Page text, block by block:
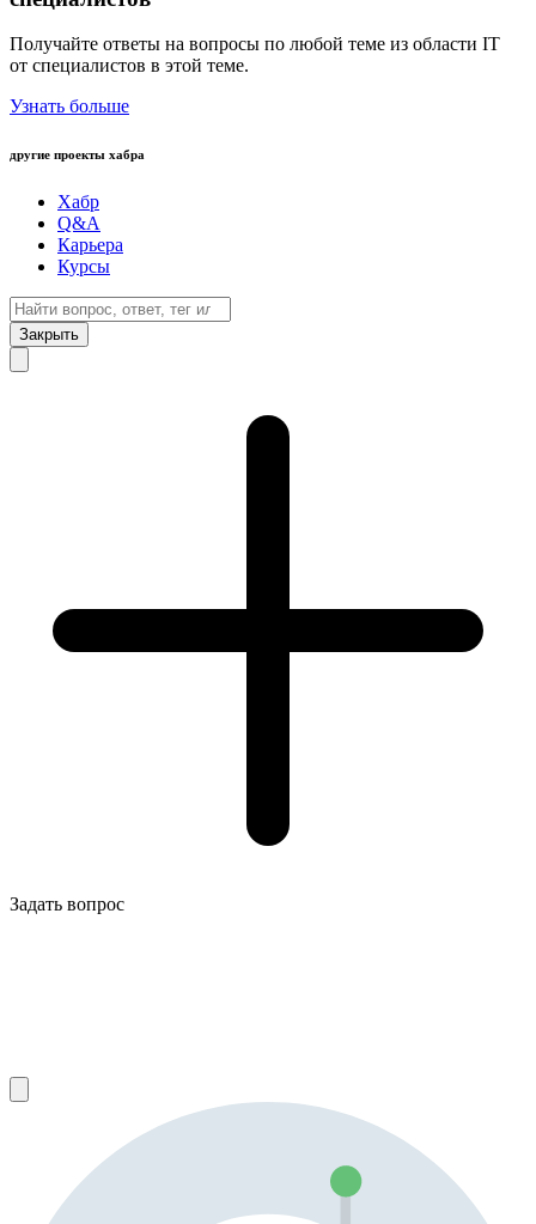
Получайте ответы на вопросы по любой теме из области IT
от специалистов в этой теме.
Узнать больше
другие проекты хабра
Хабр
Q&A
Карьера
Курсы
Закрыть
Задать вопрос